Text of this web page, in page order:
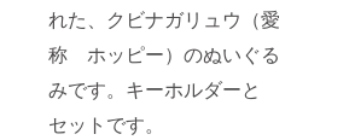
れた、クビナガリュウ（愛
称 ホッピー）のぬいぐる
みです。キーホルダーと
セットです。